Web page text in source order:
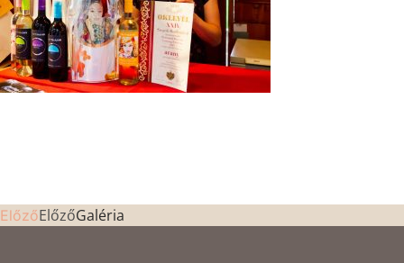
ElőzőElőzőGaléria